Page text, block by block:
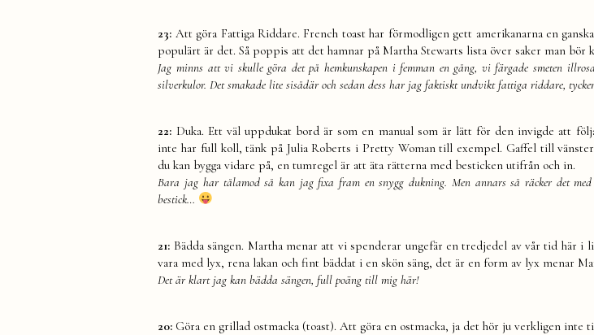
23: Att göra Fattiga Riddare. French toast har förmodligen gett amerikanarna en
populärt är det. Så poppis att det hamnar på Martha Stewarts lista över saker man bör
Jag minns att vi skulle göra det på hemkunskapen i femman en gång, vi färgade smeten
silverkulor. Det smakade lite sisådär och sedan dess har jag faktiskt undvikt fattiga riddare,
22: Duka. Ett väl uppdukat bord är som en manual som är lätt för den invigde att
inte har full koll, tänk på Julia Roberts i Pretty Woman till exempel. Gaffel till
du kan bygga vidare på, en tumregel är att äta rätterna med besticken utifrån och in.
Bara jag har tålamod så kan jag fixa fram en snygg dukning. Men annars så räcker det
bestick…
21: Bädda sängen. Martha menar att vi spenderar ungefär en tredjedel av vår tid här i
vara med lyx, rena lakan och fint bäddat i en skön säng, det är en form av lyx menar
Det är klart jag kan bädda sängen, full poäng till mig här!
20: Göra en grillad ostmacka (toast). Att göra en ostmacka, ja det hör ju verkligen inte